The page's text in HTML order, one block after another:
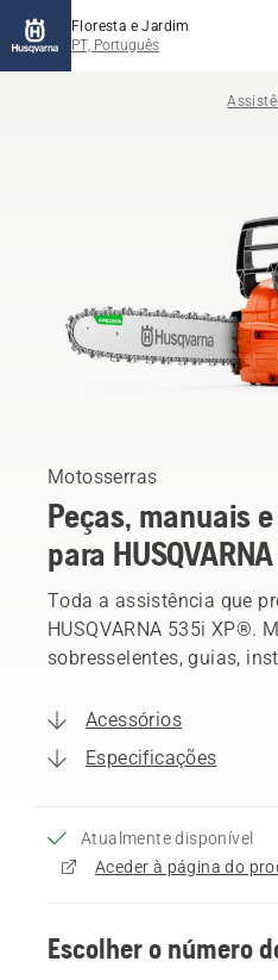
Floresta e Jardim
PT, Português
Motosserras
Peças, manuais
para
Toda a assistência que
HUSQVARNA 535i XP®.
sobresselentes, guias,
Acessórios
Especificações
Atualmente disponível
Escolher o número